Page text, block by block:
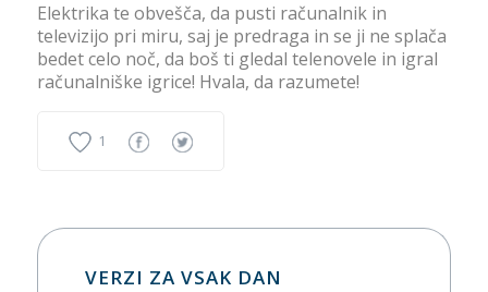
Elektrika te obvešča, da pusti računalnik in
televizijo pri miru, saj je predraga in se ji ne splača
bedet celo noč, da boš ti gledal telenovele in igral
računalniške igrice! Hvala, da razumete!
1
VERZI ZA VSAK DAN